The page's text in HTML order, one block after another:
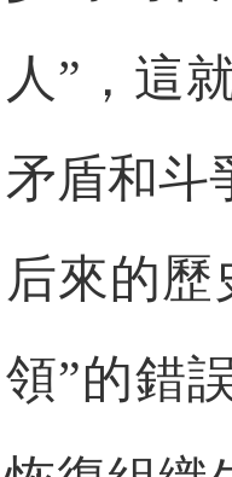
人”，這
矛盾和斗
后來的
領”的錯